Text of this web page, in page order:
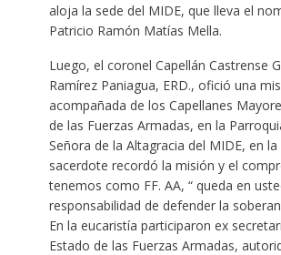
aloja la sede del MIDE, que lleva el
Patricio Ramón Matías Mella.
Luego, el coronel Capellán Castrense
Ramírez Paniagua, ERD., ofició una
acompañada de los Capellanes
de las Fuerzas Armadas, en la
Señora de la Altagracia del MIDE, en la
sacerdote recordó la misión y el
tenemos como FF. AA, “ queda en
responsabilidad de defender la
En la eucaristía participaron ex
Estado de las Fuerzas Armadas,